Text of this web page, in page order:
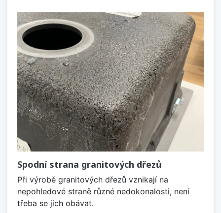
Spodní strana granitových dřezů
Při výrobě granitových dřezů vznikají na
nepohledové straně různé nedokonalosti, není
třeba se jich obávat.